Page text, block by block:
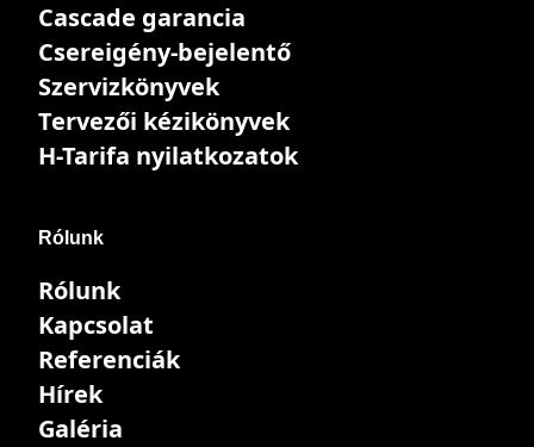
Cascade garancia
Csereigény-bejelentő
Szervizkönyvek
Tervezői kézikönyvek
H-Tarifa nyilatkozatok
Rólunk
Rólunk
Kapcsolat
Referenciák
Hírek
Galéria